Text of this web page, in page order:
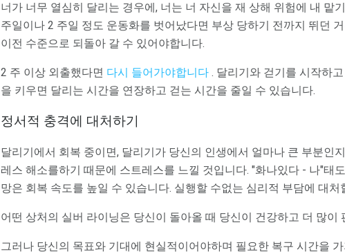
너가 너무 열심히 달리는 경우에, 너는 너 자신을 재 상해 위험에 내 맡
주일이나 2 주일 정도 운동화를 벗어났다면 부상 당하기 전까지 뛰던
이전 수준으로 되돌아 갈 수 있어야합니다.
2 주 이상 외출했다면 다시 들어가야합니다 . 달리기와 걷기를 시작하
을 키우면 달리는 시간을 연장하고 걷는 시간을 줄일 수 있습니다.
정서적 충격에 대처하기
달리기에서 회복 중이면, 달리기가 당신의 인생에서 얼마나 큰 부분인
레스 해소를하기 때문에 스트레스를 느낄 것입니다. "화나있다 - 나"태
망은 회복 속도를 높일 수 있습니다. 실행할 수없는 심리적 부담에 대처
어떤 상처의 실버 라이닝은 당신이 돌아올 때 당신이 건강하고 더 많이
그러나 당신의 목표와 기대에 현실적이어야하며 필요한 복구 시간을